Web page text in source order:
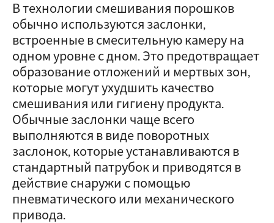
В технологии смешивания порошков
обычно используются заслонки,
встроенные в смесительную камеру на
одном уровне с дном. Это предотвращает
образование отложений и мертвых зон,
которые могут ухудшить качество
смешивания или гигиену продукта.
Обычные заслонки чаще всего
выполняются в виде поворотных
заслонок, которые устанавливаются в
стандартный патрубок и приводятся в
действие снаружи с помощью
пневматического или механического
привода.